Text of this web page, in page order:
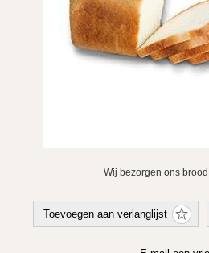
Wij bezorgen ons